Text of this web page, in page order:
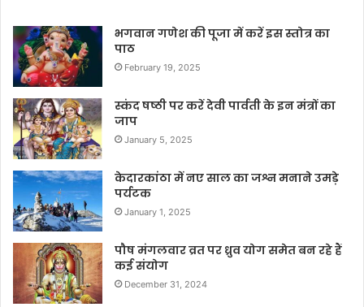
भगवान गणेश की पूजा में करें इस स्तोत्र का
पाठ
February 19, 2025
स्कंद षष्ठी पर करें देवी पार्वती के इन मंत्रों का
जाप
January 5, 2025
केदारकांठा में नए साल का जश्न मनाने उमड़े
पर्यटक
January 1, 2025
पौष मंगलवार व्रत पर ध्रुव योग समेत बन रहे हैं
कई संयोग
December 31, 2024